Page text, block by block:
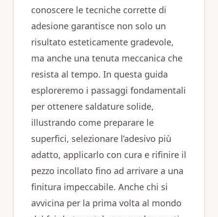
conoscere le tecniche corrette di
adesione garantisce non solo un
risultato esteticamente gradevole,
ma anche una tenuta meccanica che
resista al tempo. In questa guida
esploreremo i passaggi fondamentali
per ottenere saldature solide,
illustrando come preparare le
superfici, selezionare l’adesivo più
adatto, applicarlo con cura e rifinire il
pezzo incollato fino ad arrivare a una
finitura impeccabile. Anche chi si
avvicina per la prima volta al mondo